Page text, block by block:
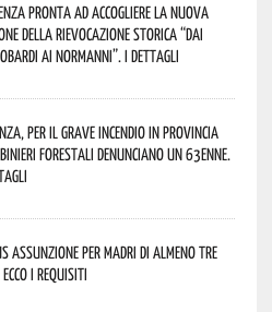
pronta ad accogliere la nuova
della rievocazione storica “Dai
ai Normanni”. I dettagli
per il grave incendio in Provincia
forestali denunciano un 63enne.
assunzione per madri di almeno tre
i requisiti